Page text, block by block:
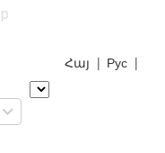
Рус |
Հայ |